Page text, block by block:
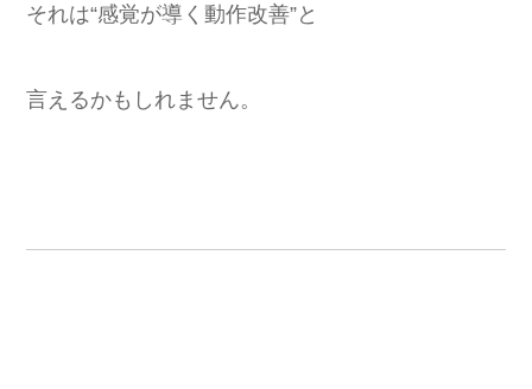
それは“感覚が導く動作改善”と
言えるかもしれません。